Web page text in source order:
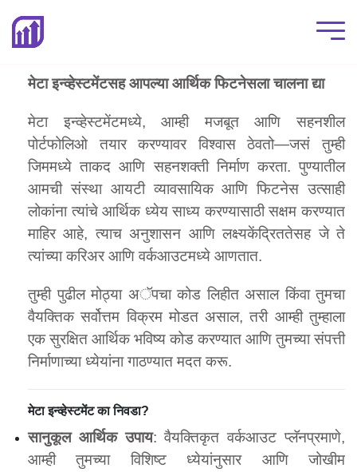
मेटा इन्व्हेस्टमेंटसह आपल्या आर्थिक फिटनेसला चालना द्या
मेटा इन्व्हेस्टमेंटमध्ये, आम्ही मजबूत आणि सहनशील
पोर्टफोलिओ तयार करण्यावर विश्वास ठेवतो—जसं तुम्ही
जिममध्ये ताकद आणि सहनशक्ती निर्माण करता. पुण्यातील
आमची संस्था आयटी व्यावसायिक आणि फिटनेस उत्साही
लोकांना त्यांचे आर्थिक ध्येय साध्य करण्यासाठी सक्षम करण्यात
माहिर आहे, त्याच अनुशासन आणि लक्ष्यकेंद्रिततेसह जे ते
त्यांच्या करिअर आणि वर्कआउटमध्ये आणतात.
तुम्ही पुढील मोठ्या अॅपचा कोड लिहीत असाल किंवा तुमचा
वैयक्तिक सर्वोत्तम विक्रम मोडत असाल, तरी आम्ही तुम्हाला
एक सुरक्षित आर्थिक भविष्य कोड करण्यात आणि तुमच्या संपत्ती
निर्माणाच्या ध्येयांना गाठण्यात मदत करू.
मेटा इन्व्हेस्टमेंट का निवडा?
सानुकूल आर्थिक उपाय: वैयक्तिकृत वर्कआउट प्लॅनप्रमाणे,
आम्ही तुमच्या विशिष्ट ध्येयांनुसार आणि जोखीम